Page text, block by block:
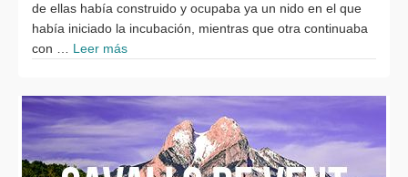
de ellas había construido y ocupaba ya un nido en el que
había iniciado la incubación, mientras que otra continuaba
con … Leer más